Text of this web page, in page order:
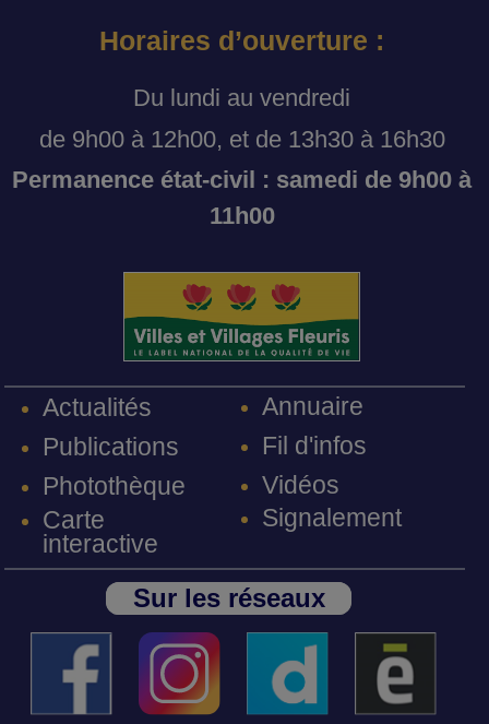
Horaires d’ouverture :
Du lundi au vendredi
de 9h00 à 12h00, et de 13h30 à 16h30
Permanence état-civil : samedi de 9h00 à
11h00
Actualités
Publications
Photothèque
Carte
interactive
Annuaire
Fil d'infos
Vidéos
Signalement
Sur les réseaux